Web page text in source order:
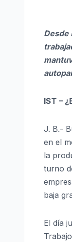
Desde
IST –
J. B.-
en el
la
turno
baja
El día